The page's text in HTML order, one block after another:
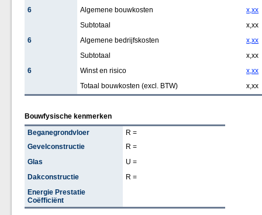
6
Algemene bouwkosten
x,xx
Subtotaal
x,xx
6
Algemene bedrijfskosten
x,xx
Subtotaal
x,xx
6
Winst en risico
x,xx
Totaal bouwkosten (excl. BTW)
x,xx
Bouwfysische kenmerken
Beganegrondvloer
R =
Gevelconstructie
R =
Glas
U =
Dakconstructie
R =
Energie Prestatie
Coëfficiënt